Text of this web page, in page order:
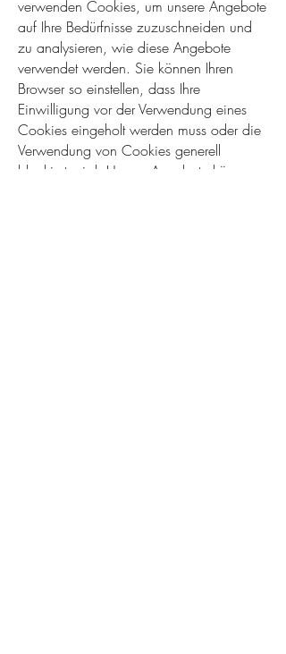
verwenden Cookies, um unsere Angebote
auf Ihre Bedürfnisse zuzuschneiden und
zu analysieren, wie diese Angebote
verwendet werden. Sie können Ihren
Browser so einstellen, dass Ihre
Einwilligung vor der Verwendung eines
Cookies eingeholt werden muss oder die
Verwendung von Cookies generell
blockiert wird. Unsere Angebote können